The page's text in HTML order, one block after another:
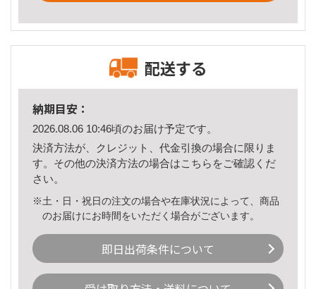
配送する
納期目安：
2026.08.06 10:46頃のお届け予定です。
決済方法が、クレジット、代金引換の場合に限りま
す。その他の決済方法の場合はこちら をご確認くだ
さい。
※土・日・祝日の注文の場合や在庫状況によって、商品
のお届けにお時間をいただく場合がございます。
即日出荷条件について